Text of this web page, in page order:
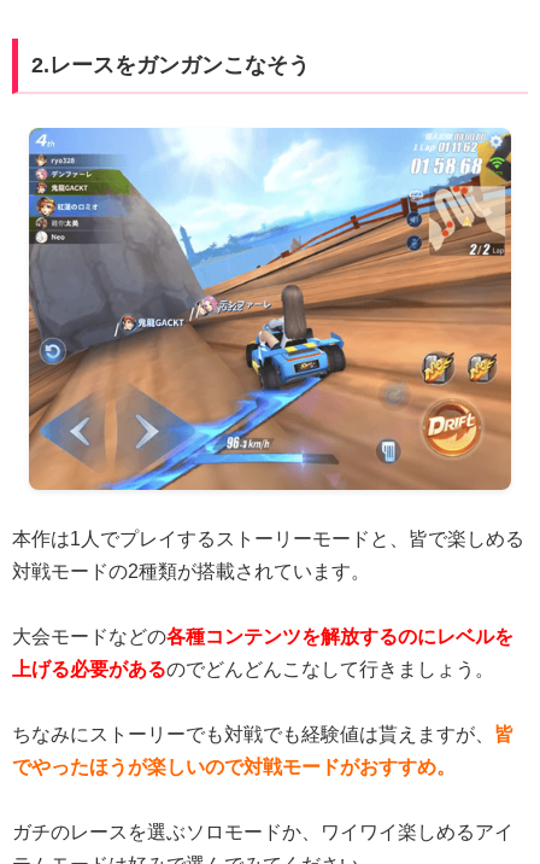
2.レースをガンガンこなそう
本作は1人でプレイするストーリーモードと、皆で楽しめる
対戦モードの2種類が搭載されています。
大会モードなどの各種コンテンツを解放するのにレベルを
上げる必要があるのでどんどんこなして行きましょう。
ちなみにストーリーでも対戦でも経験値は貰えますが、 皆
でやったほうが楽しいので対戦モードがおすすめ。
ガチのレースを選ぶソロモードか、ワイワイ楽しめるアイ